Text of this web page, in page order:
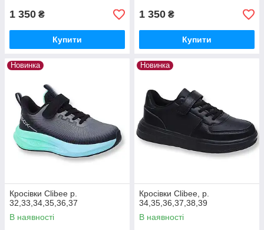
1 350 ₴
Купити
1 350 ₴
Купити
Новинка
Кросівки Clibee р.
32,33,34,35,36,37
В наявності
Новинка
Кросівки Clibee, р.
34,35,36,37,38,39
В наявності